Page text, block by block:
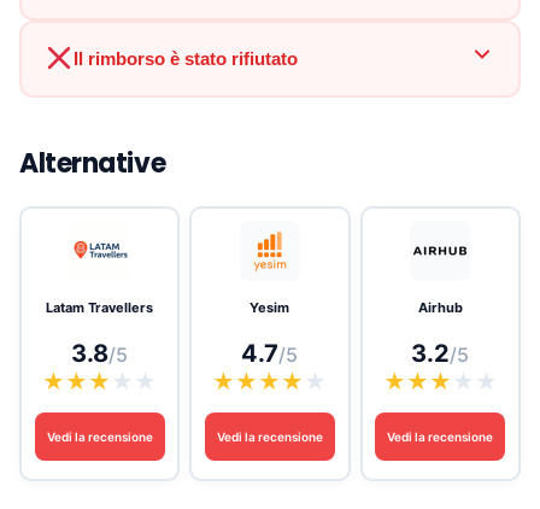
Il rimborso è stato rifiutato
Alternative
Latam Travellers
3.8/5
★★★ ★ ★
Vedi la recensione
Yesim
4.7/5
★★★★ ★
Vedi la recensione
Airhub
3.2/5
★★★ ★ ★
Vedi la recensione